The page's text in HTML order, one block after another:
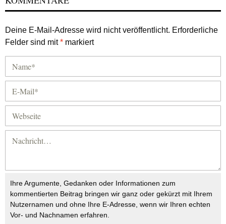
Deine E-Mail-Adresse wird nicht veröffentlicht. Erforderliche
Felder sind mit* markiert
Ihre Argumente, Gedanken oder Informationen zum
kommentierten Beitrag bringen wir ganz oder gekürzt mit Ihrem
Nutzernamen und ohne Ihre E-Adresse, wenn wir Ihren echten
Vor- und Nachnamen erfahren.